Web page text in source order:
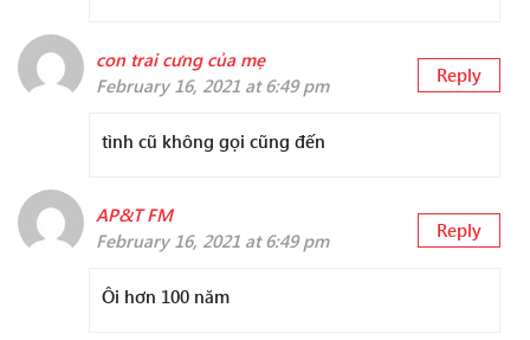
con trai cưng của mẹ
February 16, 2021 at 6:49 pm
Reply
tình cũ không gọi cũng đến
AP&T FM
February 16, 2021 at 6:49 pm
Reply
Ôi hơn 100 năm